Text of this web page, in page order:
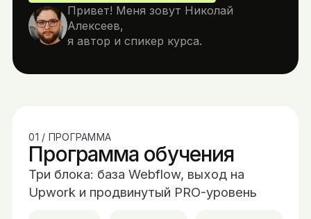
Привет! Меня зовут Николай
Алексеев,
я автор и спикер курса.
01 / ПРОГРАММА
Программа обучения
Три блока: база Webflow, выход на
Upwork и продвинутый PRO-уровень